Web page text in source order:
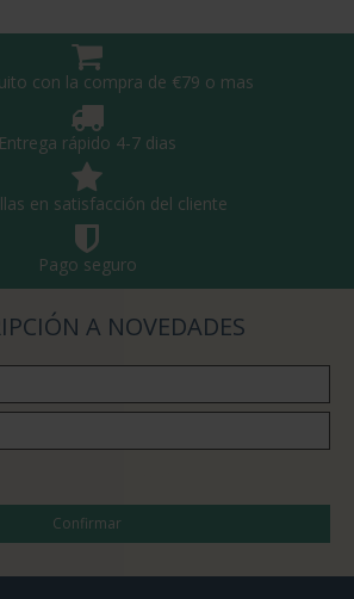
con la compra de €79 o mas
Entrega rápido 4-7 dias
en satisfacción del cliente
Pago seguro
A NOVEDADES
Confirmar